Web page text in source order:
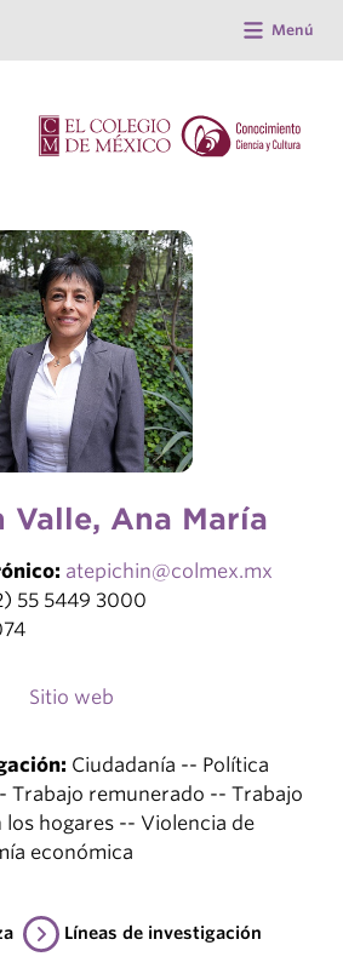
Menú
Valle, Ana María
atepichin@colmex.mx
55 5449 3000
Sitio web
Ciudadanía -- Política
Trabajo remunerado -- Trabajo
hogares -- Violencia de
económica
Líneas de investigación